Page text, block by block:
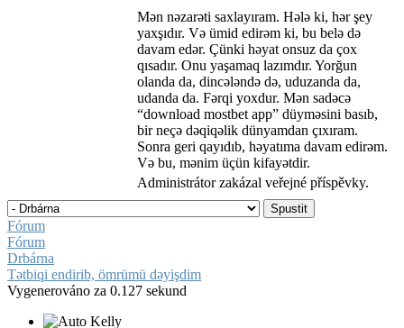
Mən nəzarəti saxlayıram. Hələ ki, hər şey
yaxşıdır. Və ümid edirəm ki, bu belə də
davam edər. Çünki həyat onsuz da çox
qısadır. Onu yaşamaq lazımdır. Yorğun
olanda da, dincələndə də, uduzanda da,
udanda da. Fərqi yoxdur. Mən sadəcə
“download mostbet app” düyməsini basıb,
bir neçə dəqiqəlik dünyamdan çıxıram.
Sonra geri qayıdıb, həyatıma davam edirəm.
Və bu, mənim üçün kifayətdir.
Administrátor zakázal veřejné příspěvky.
Fórum
Fórum
Drbárna
Tətbiqi endirib, ömrümü dəyişdim
Vygenerováno za 0.127 sekund